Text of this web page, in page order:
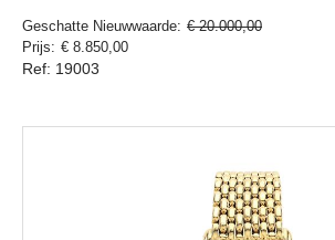
Geschatte Nieuwwaarde € 20.000,00
Prijs
€ 8.850,00
Ref: 19003